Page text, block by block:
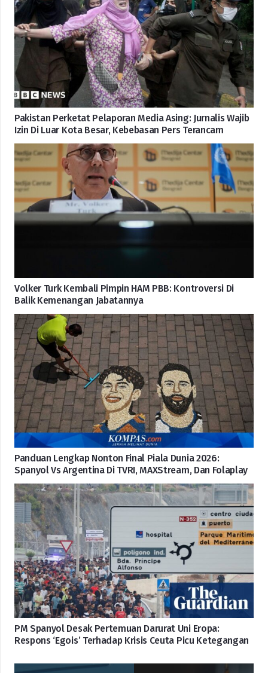
Pakistan Perketat Pelaporan Media Asing: Jurnalis Wajib
Izin Di Luar Kota Besar, Kebebasan Pers Terancam
Volker Turk Kembali Pimpin HAM PBB: Kontroversi Di
Balik Kemenangan Jabatannya
Panduan Lengkap Nonton Final Piala Dunia 2026:
Spanyol Vs Argentina Di TVRI, MAXStream, Dan Folaplay
PM Spanyol Desak Pertemuan Darurat Uni Eropa:
Respons ‘Egois’ Terhadap Krisis Ceuta Picu Ketegangan